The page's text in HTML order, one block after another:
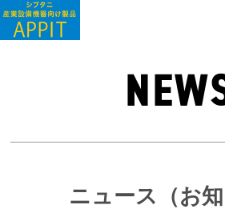
ニュース（お知